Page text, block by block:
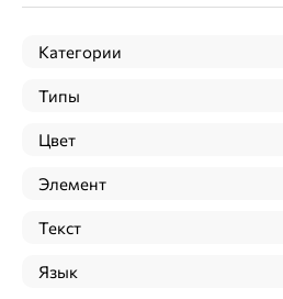
Категории
Типы
Цвет
Элемент
Текст
Язык